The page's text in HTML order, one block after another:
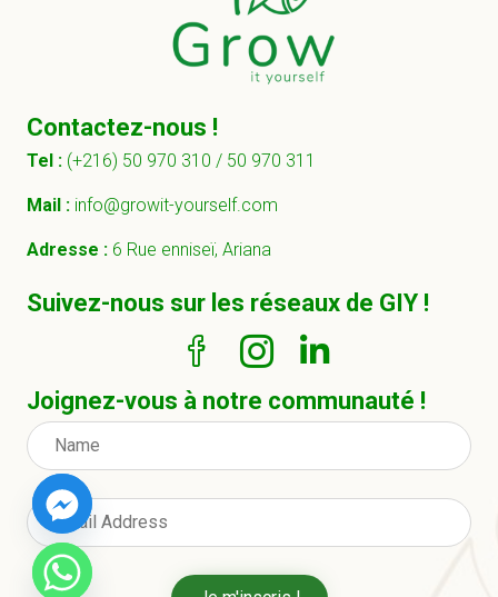
Contactez-nous !
Tel : (+216) 50 970 310 / 50 970 311
Mail : info@growit-yourself.com
Adresse : 6 Rue enniseï, Ariana
Suivez-nous sur les réseaux de GIY !
Joignez-vous à notre communauté !